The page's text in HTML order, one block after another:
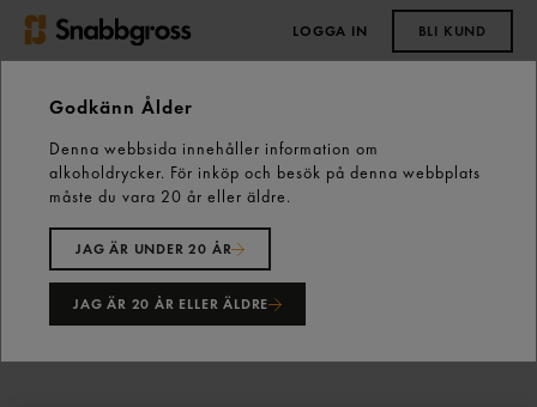
LOGGA IN BLI KUND
Start
Dessertost & Hårdost
Ädel Grädd 36% ca: 1.5kg Kvibille
Godkänn Ålder
Denna webbsida innehåller information om
alkoholdrycker. För inköp och besök på denna webbplats
måste du vara 20 år eller äldre.
JAG ÄR UNDER 20 ÅR
JAG ÄR 20 ÅR ELLER ÄLDRE